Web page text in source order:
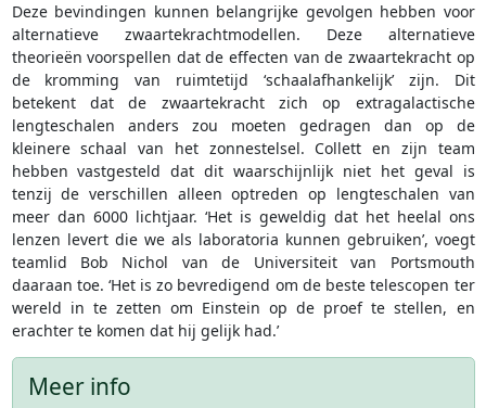
Deze bevindingen kunnen belangrijke gevolgen hebben voor
alternatieve zwaartekrachtmodellen. Deze alternatieve
theorieën voorspellen dat de effecten van de zwaartekracht op
de kromming van ruimtetijd ‘schaalafhankelijk’ zijn. Dit
betekent dat de zwaartekracht zich op extragalactische
lengteschalen anders zou moeten gedragen dan ​​op de
kleinere schaal van het zonnestelsel. Collett en zijn team
hebben vastgesteld dat dit waarschijnlijk niet het geval is
tenzij de verschillen alleen optreden op lengteschalen van
meer dan 6000 lichtjaar. ‘Het is geweldig dat het heelal ons
lenzen levert die we als laboratoria kunnen gebruiken’, voegt
teamlid Bob Nichol van de Universiteit van Portsmouth
daaraan toe. ‘Het is zo bevredigend om de beste telescopen ter
wereld in te zetten om Einstein op de proef te stellen, en
erachter te komen dat hij gelijk had.’
Meer info